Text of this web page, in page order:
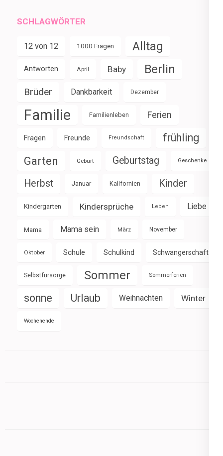
SCHLAGWÖRTER
12 von 12 1000 Fragen Alltag
Antworten April Baby Berlin
Brüder Dankbarkeit Dezember
Familie Familienleben Ferien
Fragen Freunde Freundschaft frühling
Garten Geburt Geburtstag Geschenke
Herbst Januar Kalifornien Kinder
Kindergarten Kindersprüche Leben Liebe
Mama Mama sein März November
Oktober Schule Schulkind Schwangerschaft
Selbstfürsorge Sommer Sommerferien
sonne Urlaub Weihnachten Winter
Wochenende